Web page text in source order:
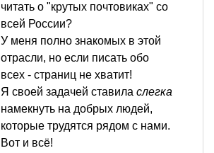
читать о "крутых почтовиках" со
всей России?
У меня полно знакомых в этой
отрасли, но если писать обо
всех - страниц не хватит!
Я своей задачей ставила слегка
намекнуть на добрых людей,
которые трудятся рядом с нами.
Вот и всё!